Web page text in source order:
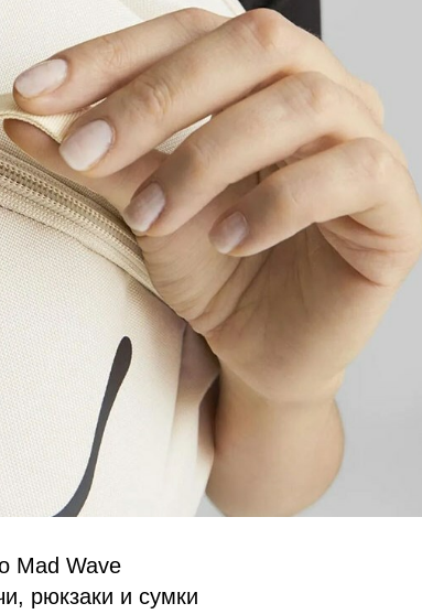
Mad Wave
рюкзаки и сумки